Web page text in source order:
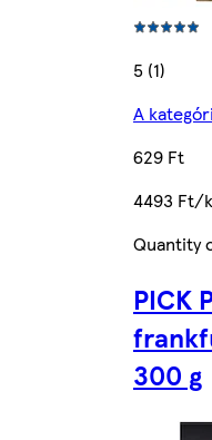
5 (1)
A
629 Ft
4493 Ft/
Quantity
PICK
300 g